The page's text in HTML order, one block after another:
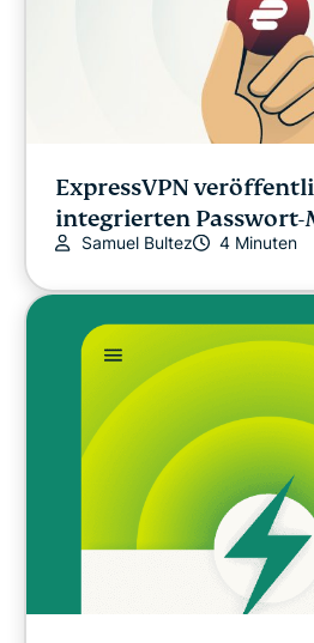
ExpressVPN
integrierten Passwort-
Samuel Bultez 4 Minuten